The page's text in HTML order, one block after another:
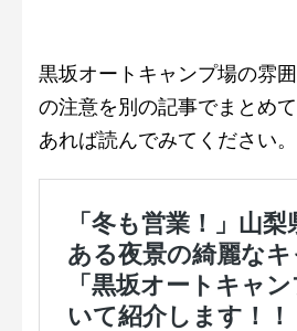
黒坂オートキャンプ場の雰
の注意を別の記事でまとめ
あれば読んでみてください。